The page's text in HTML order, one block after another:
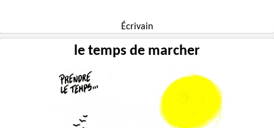
Écrivain
le temps de marcher